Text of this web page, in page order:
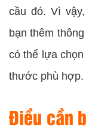
cầu đó. Vì
bạn thêm
có thể lựa
thước phù hợp.
Điều cần